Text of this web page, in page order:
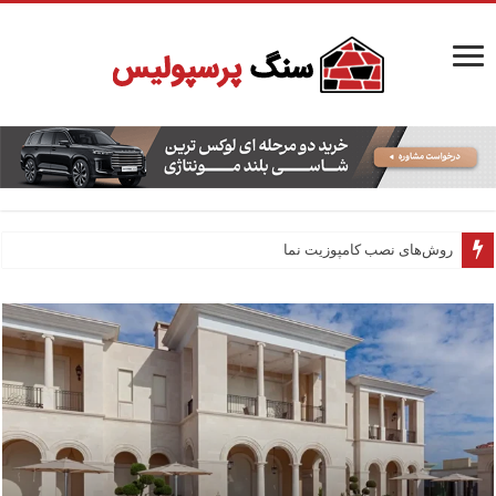
روش‌های نصب کامپوزیت نما
روش‌های نصب آجر نما